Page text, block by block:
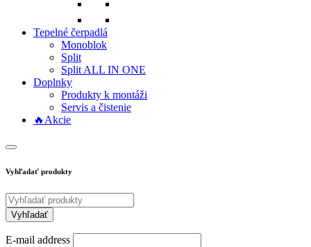
Tepelné čerpadlá
Monoblok
Split
Split ALL IN ONE
Doplnky
Produkty k montáži
Servis a čistenie
🔥Akcie
Vyhľadať produkty
E-mail address